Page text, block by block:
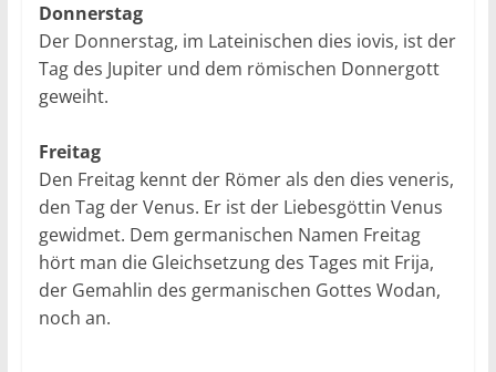
Donnerstag
Der Donnerstag, im Lateinischen dies iovis, ist der
Tag des Jupiter und dem römischen Donnergott
geweiht.
Freitag
Den Freitag kennt der Römer als den dies veneris,
den Tag der Venus. Er ist der Liebesgöttin Venus
gewidmet. Dem germanischen Namen Freitag
hört man die Gleichsetzung des Tages mit Frija,
der Gemahlin des germanischen Gottes Wodan,
noch an.